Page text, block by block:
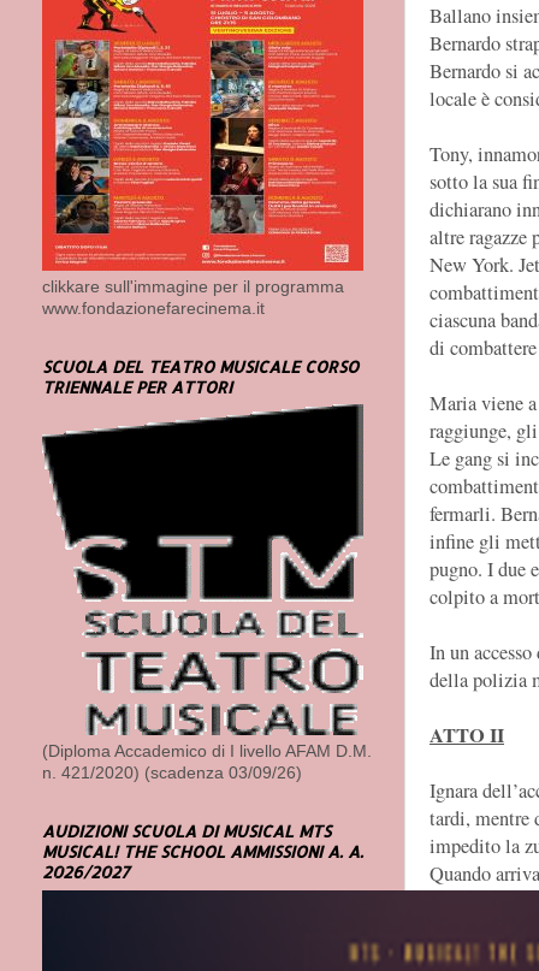
Ballano
Bernardo
Bernardo si
locale è
Tony,
sotto la sua
dichiarano
altre ragazze
New York.
ciascuna
di
Maria viene
raggiunge,
Le gang si
fermarli.
infine gli
pugno. I due
colpito a
In un
della polizia
ATTO II
Ignara
tardi, mentre
impedito la
Quando
A-rab e Baby
clikkare sull'immagine per il programma
www.fondazionefarecinema.it
SCUOLA DEL TEATRO MUSICALE CORSO
TRIENNALE PER ATTORI
(Diploma Accademico di I livello AFAM D.M.
n. 421/2020) (scadenza 03/09/26)
AUDIZIONI SCUOLA DI MUSICAL MTS
MUSICAL! THE SCHOOL AMMISSIONI A. A.
2026/2027